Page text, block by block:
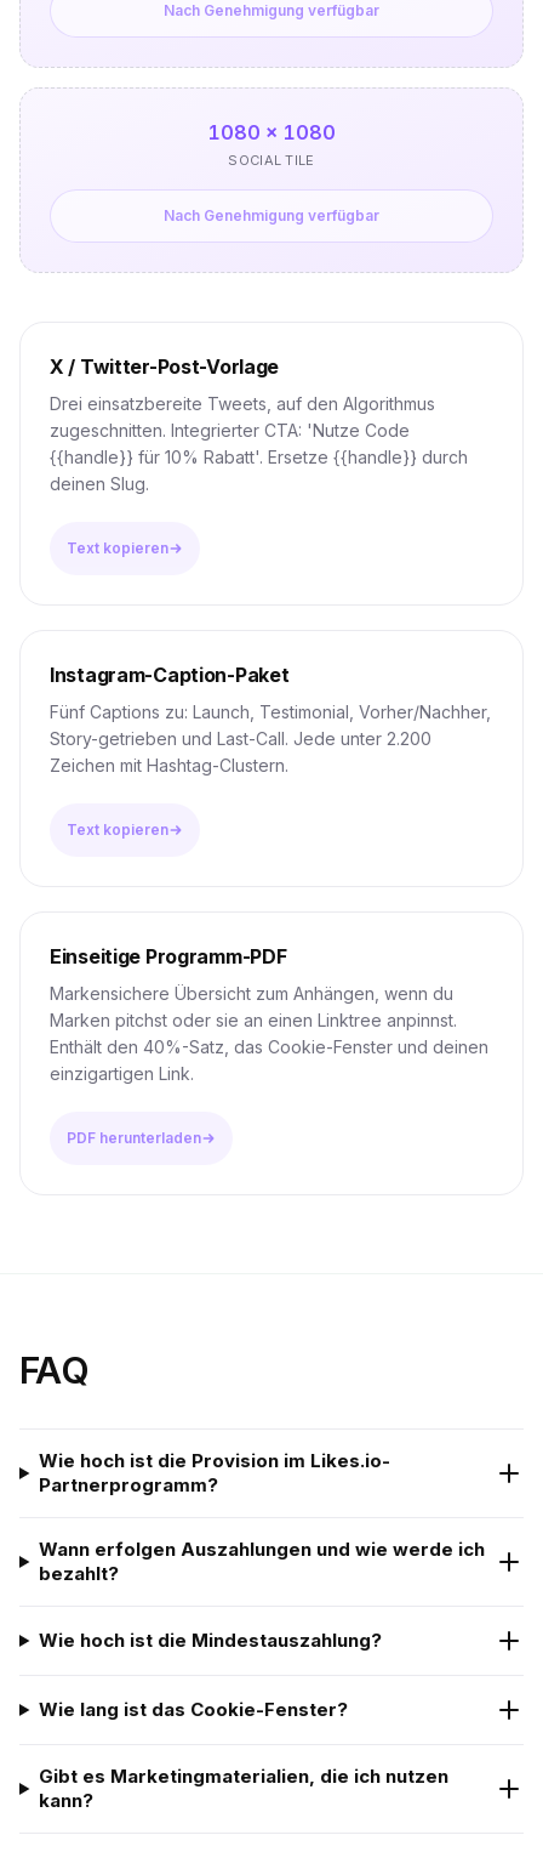
Nach Genehmigung verfügbar
1080 × 1080
SOCIAL TILE
Nach Genehmigung verfügbar
X / Twitter-Post-Vorlage
Drei einsatzbereite Tweets, auf den Algorithmus
zugeschnitten. Integrierter CTA: 'Nutze Code
{{handle}} für 10% Rabatt'. Ersetze {{handle}} durch
deinen Slug.
Text kopieren
Instagram-Caption-Paket
Fünf Captions zu: Launch, Testimonial, Vorher/Nachher,
Story-getrieben und Last-Call. Jede unter 2.200
Zeichen mit Hashtag-Clustern.
Text kopieren
Einseitige Programm-PDF
Markensichere Übersicht zum Anhängen, wenn du
Marken pitchst oder sie an einen Linktree anpinnst.
Enthält den 40%-Satz, das Cookie-Fenster und deinen
einzigartigen Link.
PDF herunterladen
FAQ
Wie hoch ist die Provision im Likes.io-
Partnerprogramm?
Wann erfolgen Auszahlungen und wie werde ich
bezahlt?
Wie hoch ist die Mindestauszahlung?
Wie lang ist das Cookie-Fenster?
Gibt es Marketingmaterialien, die ich nutzen
kann?